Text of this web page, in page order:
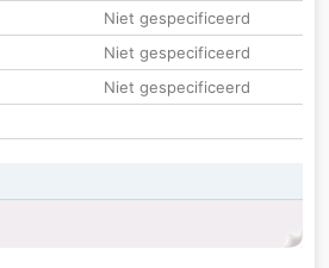
Niet gespecificeerd
Niet gespecificeerd
Niet gespecificeerd